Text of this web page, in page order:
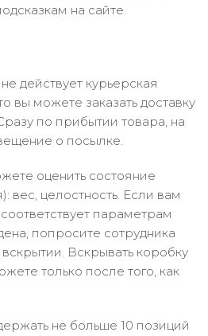
на сайте.
действует курьерская
вы можете заказать доставку
по прибытии товара, на
о посылке.
оценить состояние
вес, целостность. Если вам
параметрам
попросите сотрудника
вскрытии. Вскрывать коробку
только после того, как
не больше 10 позиций